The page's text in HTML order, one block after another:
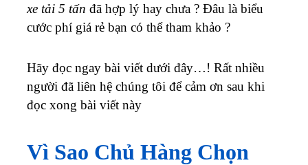
xe tải 5 tấn đã hợp lý hay chưa ? Đâu là biểu
cước phí giá rẻ bạn có thể tham khảo ?
Hãy đọc ngay bài viết dưới đây…! Rất nhiều
người đã liên hệ chúng tôi để cảm ơn sau khi
đọc xong bài viết này
Vì Sao Chủ Hàng Chọn